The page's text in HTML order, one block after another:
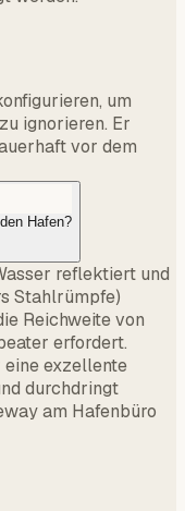
um
ignorieren. Er
vor dem
Hafen?
reflektiert und
Stahlrümpfe)
Reichweite von
erfordert.
eine exzellente
durchdringt
am Hafenbüro